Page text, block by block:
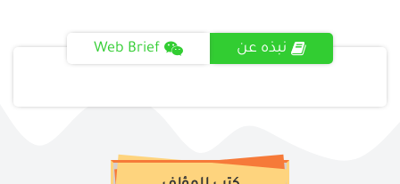
نبذه عن Web Brief